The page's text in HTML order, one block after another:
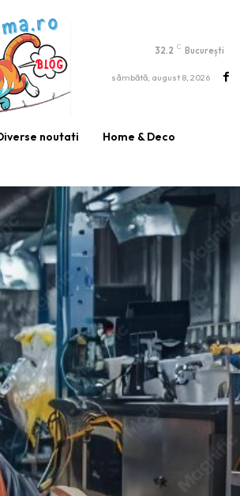
32.2 C București
sâmbătă, august 8, 2026
noutati Home & Deco